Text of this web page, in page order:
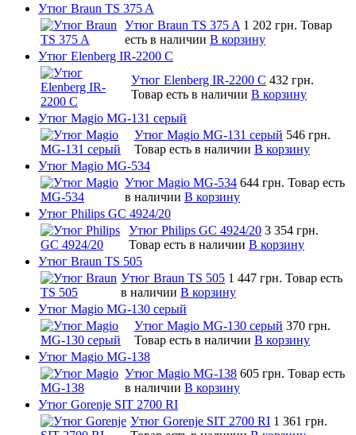
Утюг Braun TS 375 A
Утюг Braun TS 375 A 1 202 грн. Товар
есть в наличии В корзину
Утюг Elenberg IR-2200 C
Утюг Elenberg IR-2200 C 432 грн.
Товар есть в наличии В корзину
Утюг Magio MG-131 серый
Утюг Magio MG-131 серый 546 грн.
Товар есть в наличии В корзину
Утюг Magio MG-534
Утюг Magio MG-534 644 грн. Товар есть
в наличии В корзину
Утюг Philips GC 4924/20
Утюг Philips GC 4924/20 3 354 грн.
Товар есть в наличии В корзину
Утюг Braun TS 505
Утюг Braun TS 505 1 447 грн. Товар есть
в наличии В корзину
Утюг Magio MG-130 серый
Утюг Magio MG-130 серый 370 грн.
Товар есть в наличии В корзину
Утюг Magio MG-138
Утюг Magio MG-138 605 грн. Товар есть
в наличии В корзину
Утюг Gorenje SIT 2700 RI
Утюг Gorenje SIT 2700 RI 1 361 грн.